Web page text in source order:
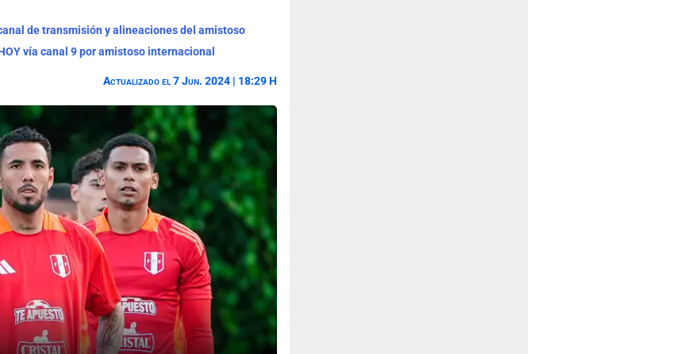
de transmisión y alineaciones del amistoso
vía canal 9 por amistoso internacional
Actualizado el 7 Jun. 2024 | 18:29 H